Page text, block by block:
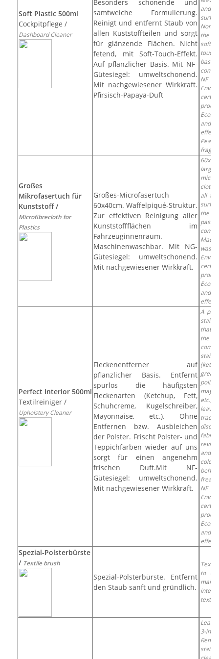
Soft Plastic 500ml
Cockpitpflege /
Dashboard Cleaner
Besonders schonende und
samtweiche Formulierung.
Reinigt und entfernt Staub von
allen Kuststoffteilen und sorgt
für glänzende Flächen. Nicht
fetend, mit Soft-Touch-Effekt.
Auf pflanzlicher Basis. Mit NF-
Gütesiegel: umweltschonend.
Mit nachgewiesener Wirkkraft.
Pfirsisch-Papaya-Duft
and
Non-
the
soft
based
NF
and
Großes
Mikrofasertuch für
Kunststoff /
Microfibrecloth for
Plastics
Großes-Microfasertuch
60x40cm. Waffelpiqué-Struktur.
Zur effektiven Reinigung aller
Kunststoffflächen im
Fahrzeuginnenraum.
Maschinenwaschbar. Mit NG-
Gütesiegel: umweltschonend.
Mit nachgewiesener Wirkkraft.
cloth
all
the
and
Perfect Interior 500ml
Textilreiniger /
Upholstery Cleaner
Fleckenentferner auf
pflanzlicher Basis. Entfernt
spurlos die häufigsten
Fleckenarten (Ketchup, Fett,
Schuhcreme, Kugelschreiber,
Mayonnaise, etc.). Ohne
Entfernen bzw. Ausbleichen
der Polster. Frischt Polster- und
Teppichfarben wieder auf uns
sorgt für einen angenehm
frischen Duft.Mit NF-
Gütesiegel: umweltschonend.
Mit nachgewiesener Wirkkraft.
A
stain
that
the
stains
etc.)
and
NF
and
Spezial-Polsterbürste
/ Textile brush
Spezial-Polsterbürste. Entfernt
den Staub sanft und gründlich.
to
3-in-1